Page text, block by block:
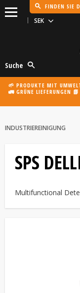
FINDEN SIE
Suche
🌱 PRODUKTE MIT
🚛 GRÜNE LIEFERUNGEN
INDUSTRIEREINIGUNG
SPS
Multifunctional